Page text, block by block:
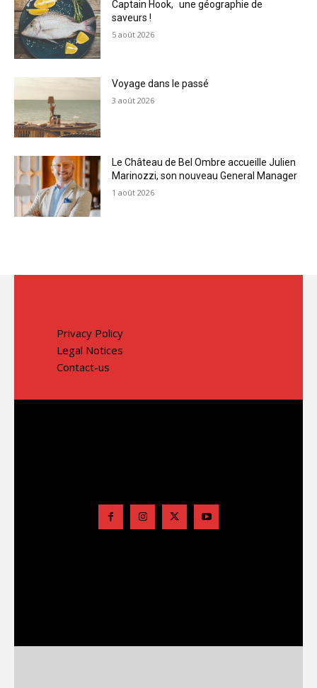
Captain Hook, une géographie de
saveurs !
5 août 2026
Voyage dans le passé
3 août 2026
Le Château de Bel Ombre accueille Julien
Marinozzi, son nouveau General Manager
1 août 2026
Privacy Policy
Legal Notices
Contact-us